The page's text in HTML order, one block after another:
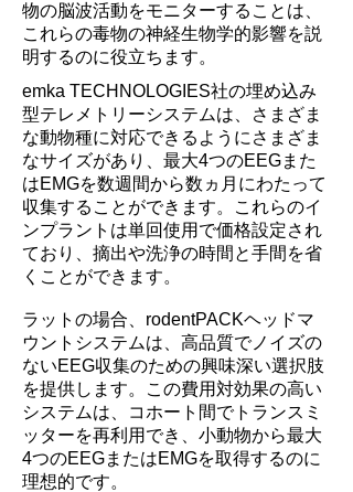
物の脳波活動をモニターすることは、
これらの毒物の神経生物学的影響を説
明するのに役立ちます。
emka TECHNOLOGIES社の埋め込み
型テレメトリーシステムは、さまざま
な動物種に対応できるようにさまざま
なサイズがあり、最大4つのEEGまた
はEMGを数週間から数ヵ月にわたって
収集することができます。これらのイ
ンプラントは単回使用で価格設定され
ており、摘出や洗浄の時間と手間を省
くことができます。
ラットの場合、rodentPACKヘッドマ
ウントシステムは、高品質でノイズの
ないEEG収集のための興味深い選択肢
を提供します。この費用対効果の高い
システムは、コホート間でトランスミ
ッターを再利用でき、小動物から最大
4つのEEGまたはEMGを取得するのに
理想的です。